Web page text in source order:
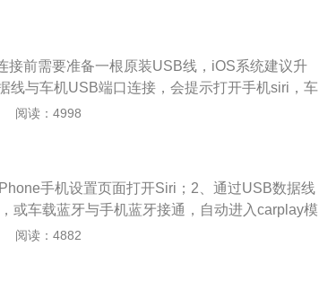
播放，苹果地图以及短信服务。
接前需要准备一根原装USB线，iOS系统建议升
线与车机USB端口连接，会提示打开手机siri，车
主界面未出现启动的carplay，点击手机上的car
。在车身尺寸方面，雅阁的长款高分
，轴距为2775mm。
阅读：4998
手机设置页面打开Siri；2、通过USB数据线
或车载蓝牙与手机蓝牙接通，自动进入carplay模
点击同意即连接成功。carplay是美国苹果公司
触屏显示器；3、物理按键。
阅读：4882